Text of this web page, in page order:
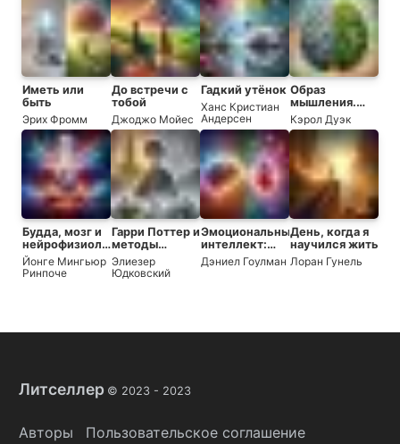
Иметь или
быть
Эрих Фромм
До встречи с
тобой
Джоджо Мойес
Гадкий утёнок
Ханс Кристиан
Андерсен
Образ
мышления.
Новая
психология
успеха. Как
научиться
использовать
свой
потенциал
Кэрол Дуэк
Будда, мозг и
нейрофизиология
счастья. Как
изменить
Йонге Мингьюр
Ринпоче
Гарри Поттер и
методы
рационального
мышления
Элиезер
Юдковский
Эмоциональный
интеллект:
Почему он
может
Дэниел Гоулман
День, когда я
научился жить
Лоран Гунель
Литселлер © 2023 - 2023
Авторы Пользовательское соглашение